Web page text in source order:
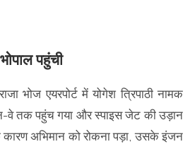
पहुंची
भोज एयरपोर्ट में योगेश त्रिपाठी नामक
वे तक पहुंच गया और स्पाइस जेट की उड़ान
अभिमान को रोकना पड़ा, उसके इंजन